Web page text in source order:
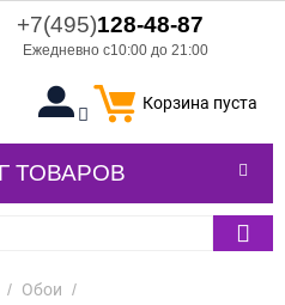
+7(495)128-48-87
Ежедневно с10:00 до 21:00
Корзина пуста
ТОВАРОВ
/ Обои /